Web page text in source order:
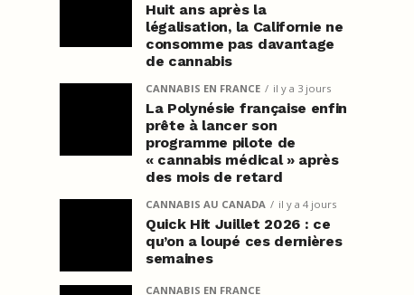
Huit ans après la
légalisation, la Californie ne
consomme pas davantage
de cannabis
CANNABIS EN FRANCE il y a 3 jours
La Polynésie française enfin
prête à lancer son
programme pilote de
« cannabis médical » après
des mois de retard
CANNABIS AU CANADA il y a 4 jours
Quick Hit Juillet 2026 : ce
qu’on a loupé ces dernières
semaines
CANNABIS EN FRANCE